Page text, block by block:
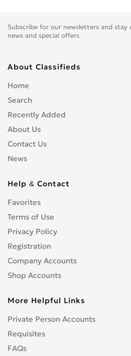
Subscribe for our newsletters and
news and special offers.
About Classifieds
Home
Search
Recently Added
About Us
Contact Us
News
Help & Contact
Favorites
Terms of Use
Privacy Policy
Registration
Company Accounts
Shop Accounts
More Helpful Links
Private Person Accounts
Requisites
FAQs